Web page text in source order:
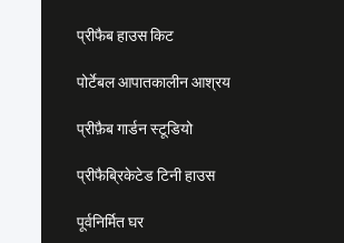
प्रीफैब हाउस किट
पोर्टेबल आपातकालीन आश्रय
प्रीफ़ैब गार्डन स्टूडियो
प्रीफैब्रिकेटेड टिनी हाउस
पूर्वनिर्मित घर